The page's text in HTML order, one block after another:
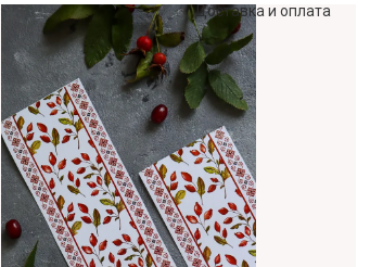
Доставка и оплата